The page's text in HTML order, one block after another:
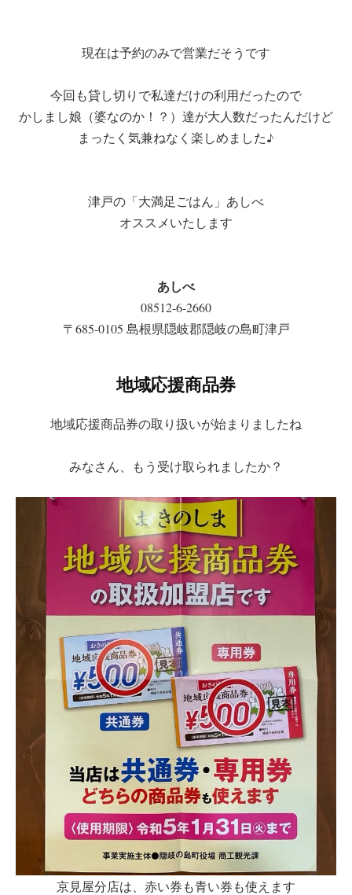
現在は予約のみで営業だそうです
今回も貸し切りで私達だけの利用だったので
かしまし娘（婆なのか！？）達が大人数だったんだけど
まったく気兼ねなく楽しめました♪
津戸の「大満足ごはん」あしべ
オススメいたします
あしべ
08512-6-2660
〒685-0105 島根県隠岐郡隠岐の島町津戸
地域応援商品券
地域応援商品券の取り扱いが始まりましたね
みなさん、もう受け取られましたか？
京見屋分店は、赤い券も青い券も使えます